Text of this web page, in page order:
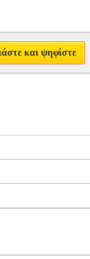
και ψηφίστε